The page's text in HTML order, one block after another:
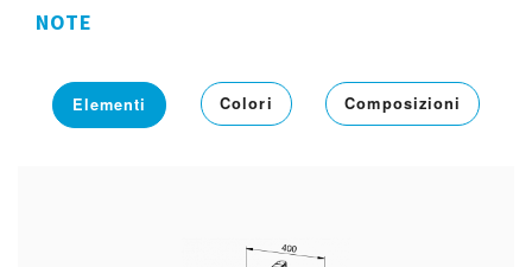
NOTE
Elementi Colori Composizioni